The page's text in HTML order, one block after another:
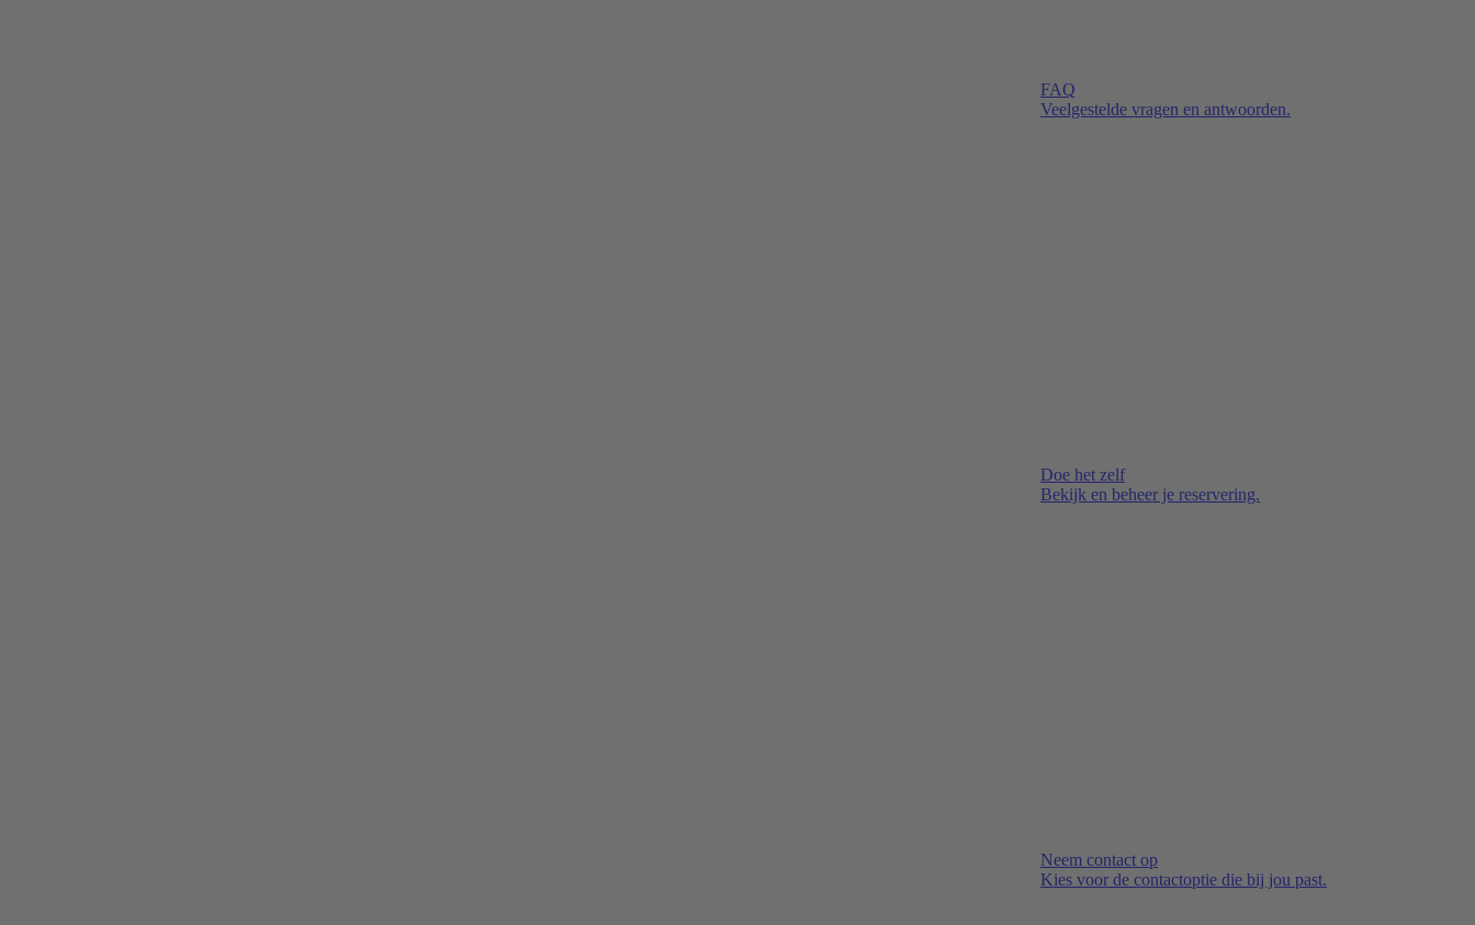
FAQ
Veelgestelde vragen en antwoorden.
Doe het zelf
Bekijk en beheer je reservering.
Neem contact op
Kies voor de contactoptie die bij jou past.